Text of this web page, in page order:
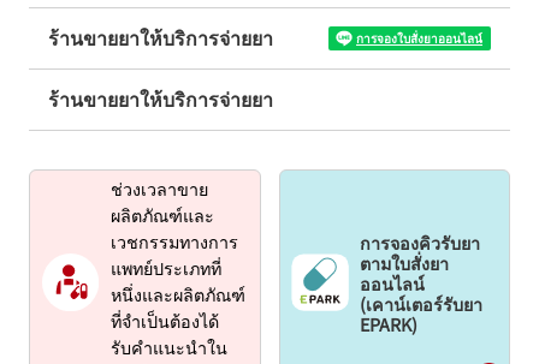
ร้านขายยาให้บริการจ่ายยา การจองใบสั่งยาออนไลน์
ร้านขายยาให้บริการจ่ายยา
ช่วงเวลาขาย
ผลิตภัณฑ์และ
เวชกรรมทางการ
แพทย์ประเภทที่
หนึ่งและผลิตภัณฑ์
ที่จำเป็นต้องได้
รับคำแนะนำใน
การจองคิวรับยา
ตามใบสั่งยา
ออนไลน์
(เคาน์เตอร์รับยา
EPARK)